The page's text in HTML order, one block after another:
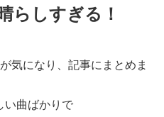
らしすぎる！
気になり、記事にまとめま
い曲ばかりで